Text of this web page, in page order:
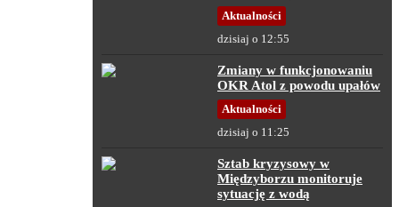
Aktualności
dzisiaj o 12:55
Zmiany w funkcjonowaniu
OKR Atol z powodu upałów
Aktualności
dzisiaj o 11:25
Sztab kryzysowy w
Międzyborzu monitoruje
sytuację z wodą